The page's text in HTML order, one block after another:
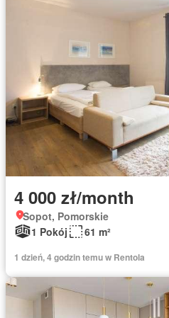
4 000 zł/month
Sopot, Pomorskie
1 Pokój
61 m²
1 dzień, 4 godzin temu w Rentola